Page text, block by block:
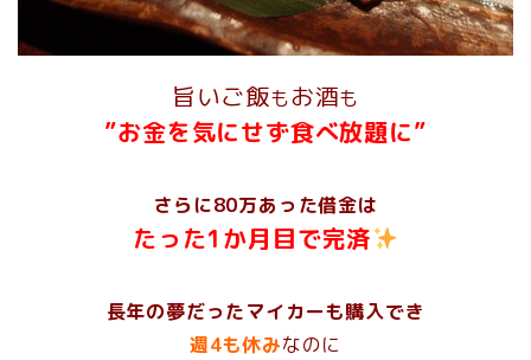
旨いご飯もお酒も
”お金を気にせず食べ放題に”
さらに80万あった借金は
たった1か月目で完済
長年の夢だったマイカーも購入でき
週4も休みなのに